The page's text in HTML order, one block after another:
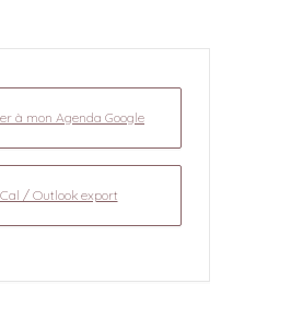
à mon Agenda Google
/ Outlook export